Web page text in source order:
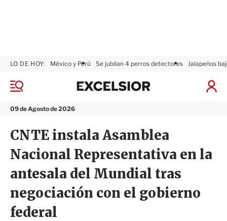
M
n
09 de Agosto de 2026
LO DE HOY: México y Perú Se jubilan 4 perros detectores Jalapeños
I
S
x
s
i
o
r
CNTE instala Asamblea
Nacional Representativa en la
antesala del Mundial tras
negociación con el gobierno
federal